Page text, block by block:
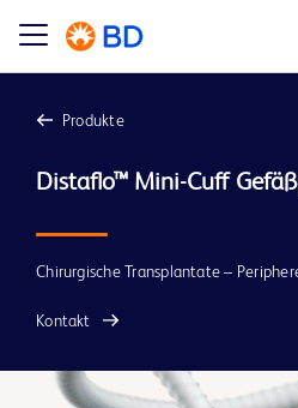
Produkte
Chirurgische Transplantate –
Kontakt